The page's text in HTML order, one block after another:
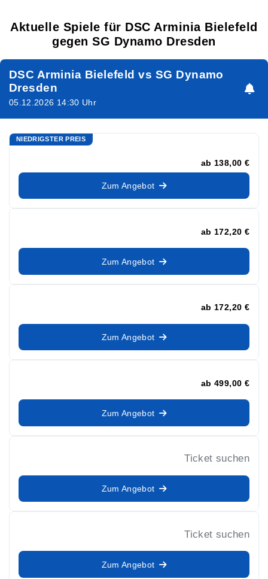
Aktuelle Spiele für DSC Arminia Bielefeld
gegen SG Dynamo Dresden
DSC Arminia Bielefeld vs SG Dynamo
Dresden
05.12.2026 14:30 Uhr
NIEDRIGSTER PREIS
ab 138,00 €
Zum Angebot
ab 172,20 €
Zum Angebot
ab 172,20 €
Zum Angebot
ab 499,00 €
Zum Angebot
Ticket suchen
Zum Angebot
Ticket suchen
Zum Angebot